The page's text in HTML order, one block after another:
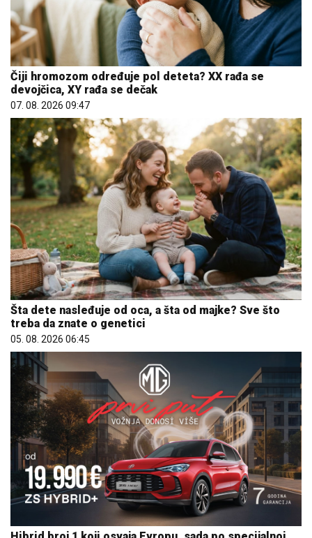
Čiji hromozom određuje pol deteta? XX rađa se
devojčica, XY rađa se dečak
07. 08. 2026 09:47
Šta dete nasleđuje od oca, a šta od majke? Sve što
treba da znate o genetici
05. 08. 2026 06:45